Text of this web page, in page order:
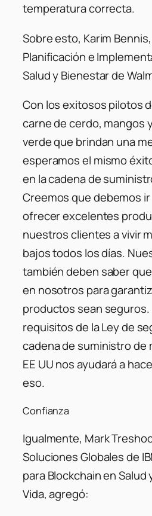
temperatura correcta.
Sobre esto, Karim
Planificación e
Salud y Bienestar de
Con los exitosos pilotos
carne de cerdo, mangos
verde que brindan una
esperamos el mismo
en la cadena de
Creemos que debemos ir
ofrecer excelentes
nuestros clientes a vivir
bajos todos los días.
también deben saber
en nosotros para
productos sean
requisitos de la Ley de
cadena de suministro de
EE UU nos ayudará a
eso.
Confianza
Igualmente, Mark
Soluciones Globales de
para Blockchain en Salud
Vida, agregó: